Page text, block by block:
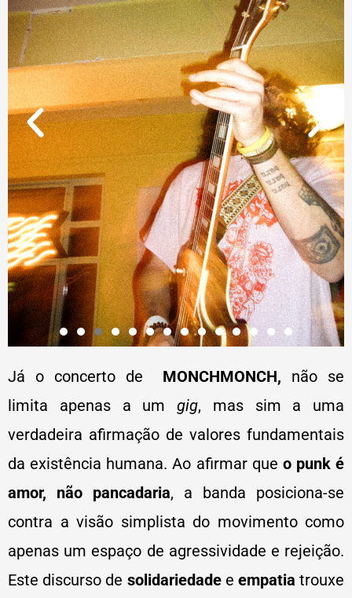
Já o concerto de MONCHMONCH, não se
limita apenas a um gig, mas sim a uma
verdadeira afirmação de valores fundamentais
da existência humana. Ao afirmar que o punk é
amor, não pancadaria, a banda posiciona-se
contra a visão simplista do movimento como
apenas um espaço de agressividade e rejeição.
Este discurso de solidariedadee empatia trouxe